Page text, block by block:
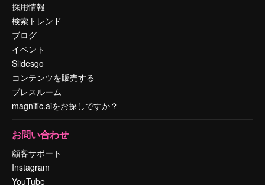
採用情報
検索トレンド
ブログ
イベント
Slidesgo
コンテンツを販売する
プレスルーム
magnific.aiをお探しですか？
お問い合わせ
顧客サポート
Instagram
YouTube